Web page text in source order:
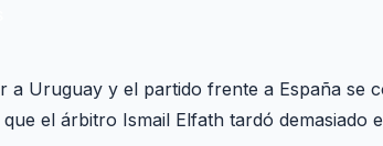
a Uruguay y el partido frente a España se
el árbitro Ismail Elfath tardó demasiado